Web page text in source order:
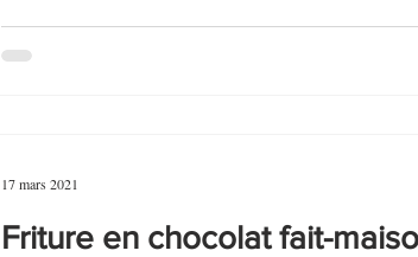
Friture en chocolat fait-
17 mars 2021